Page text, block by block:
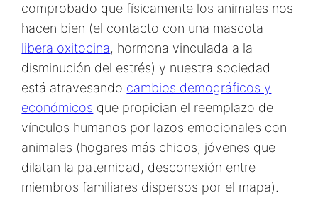
comprobado que físicamente los animales nos
hacen bien (el contacto con una mascota
libera oxitocina, hormona vinculada a la
disminución del estrés) y nuestra sociedad
está atravesando cambios demográficos y
económicos que propician el reemplazo de
vínculos humanos por lazos emocionales con
animales (hogares más chicos, jóvenes que
dilatan la paternidad, desconexión entre
miembros familiares dispersos por el mapa).